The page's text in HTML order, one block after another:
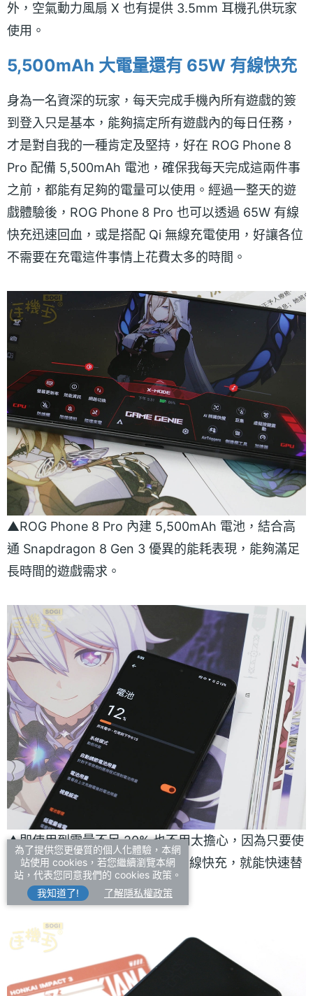
外，空氣動力風扇 X 也有提供 3.5mm 耳機孔供玩家
使用。
5,500mAh 大電量還有 65W 有線快充
身為一名資深的玩家，每天完成手機內所有遊戲的簽
到登入只是基本，能夠搞定所有遊戲內的每日任務，
才是對自我的一種肯定及堅持，好在 ROG Phone 8
Pro 配備 5,500mAh 電池，確保我每天完成這兩件事
之前，都能有足夠的電量可以使用。經過一整天的遊
戲體驗後，ROG Phone 8 Pro 也可以透過 65W 有線
快充迅速回血，或是搭配 Qi 無線充電使用，好讓各位
不需要在充電這件事情上花費太多的時間。
▲ROG Phone 8 Pro 內建 5,500mAh 電池，結合高
通 Snapdragon 8 Gen 3 優異的能耗表現，能夠滿足
長時間的遊戲需求。
▲即使用到電量不足 20% 也不用太擔心，因為只要使
用 ROG Phone 8 Pro 的 65W 有線快充，就能快速替
手機充滿電。
為了提供您更優質的個人化體驗，本網
站使用 cookies，若您繼續瀏覽本網
站，代表您同意我們的 cookies 政策。
我知道了!
了解隱私權政策